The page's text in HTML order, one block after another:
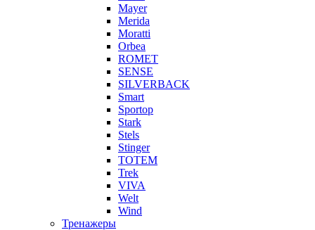
Mayer
Merida
Moratti
Orbea
ROMET
SENSE
SILVERBACK
Smart
Sportop
Stark
Stels
Stinger
TOTEM
Trek
VIVA
Welt
Wind
Тренажеры